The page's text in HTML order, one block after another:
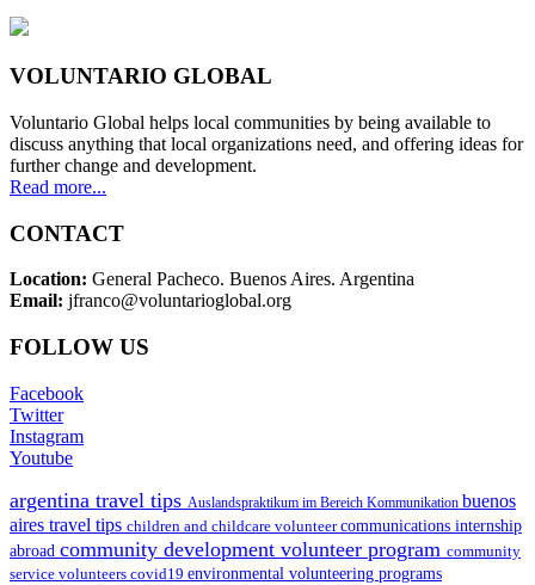
VOLUNTARIO GLOBAL
Voluntario Global helps local communities by being available to
discuss anything that local organizations need, and offering ideas for
further change and development.
Read more...
CONTACT
Location: General Pacheco. Buenos Aires. Argentina
Email: jfranco@voluntarioglobal.org
FOLLOW US
Facebook
Twitter
Instagram
Youtube
argentina travel tips Auslandspraktikum im Bereich Kommunikation buenos
aires travel tips children and childcare volunteercommunications internship
abroad community development volunteer program community
service volunteers covid19 environmental volunteering programs